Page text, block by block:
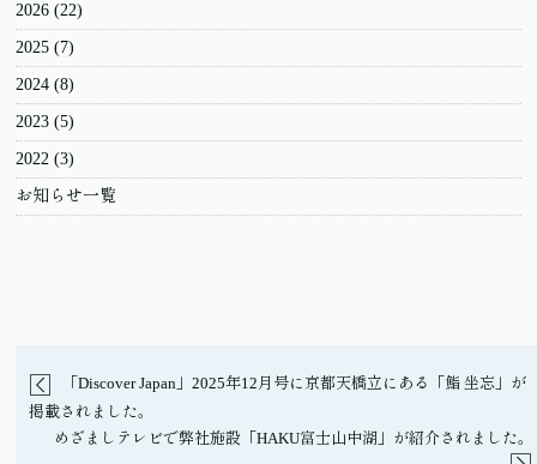
2026 (22)
2025 (7)
2024 (8)
2023 (5)
2022 (3)
お知らせ一覧
「Discover Japan」2025年12月号に京都天橋立にある「鮨 坐忘」が
掲載されました。
めざましテレビで弊社施設「HAKU富士山中湖」が紹介されました。